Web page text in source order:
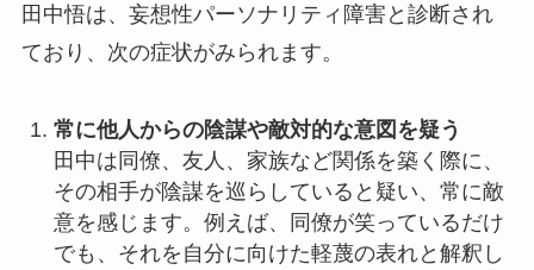
田中悟は、妄想性パーソナリティ障害と診断され
ており、次の症状がみられます。
常に他人からの陰謀や敵対的な意図を疑う
田中は同僚、友人、家族など関係を築く際に、
その相手が陰謀を巡らしていると疑い、常に敵
意を感じます。例えば、同僚が笑っているだけ
でも、それを自分に向けた軽蔑の表れと解釈し